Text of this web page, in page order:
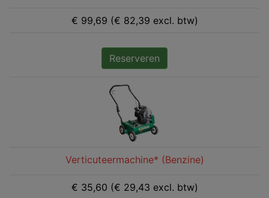
€ 99,69 (€ 82,39 excl. btw)
Reserveren
Verticuteermachine* (Benzine)
€ 35,60 (€ 29,43 excl. btw)